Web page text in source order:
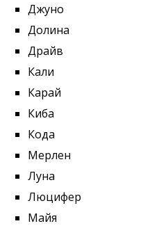
Джуно
Долина
Драйв
Кали
Карай
Киба
Кода
Мерлен
Луна
Люцифер
Майя